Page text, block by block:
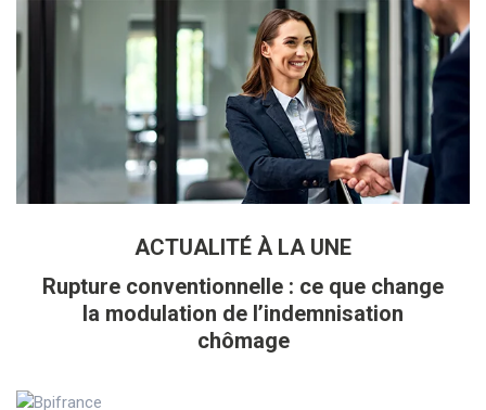
ACTUALITÉ À LA UNE
Rupture conventionnelle : ce que change
la modulation de l’indemnisation
chômage